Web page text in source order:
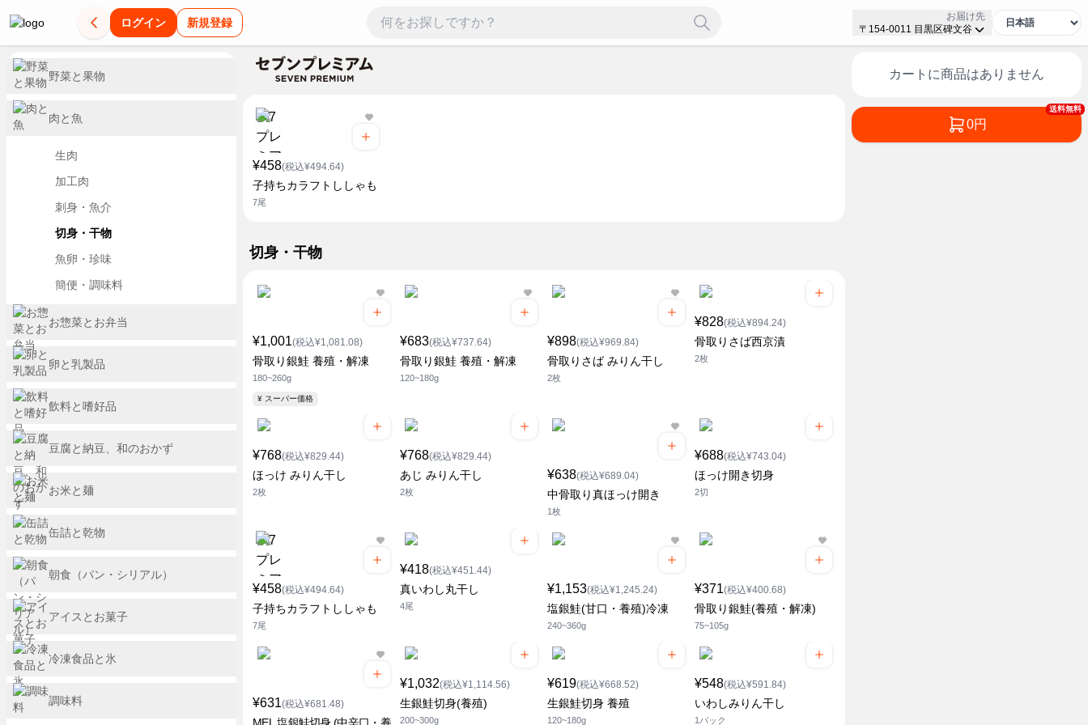
ログイン 新規登録
お届け先
〒154-0011 目黒区碑文谷
¥458(税込¥494.64)
子持ちカラフトししゃも
7尾
切身・干物
¥1,001(税込¥1,081.08)
骨取り銀鮭 養殖・解凍
180~260g
¥ スーパー価格
¥683(税込¥737.64)
骨取り銀鮭 養殖・解凍
120~180g
¥898(税込¥969.84)
骨取りさば みりん干し
2枚
¥828(税込¥894.24)
骨取りさば西京漬
2枚
¥768(税込¥829.44)
ほっけ みりん干し
2枚
¥768(税込¥829.44)
あじ みりん干し
2枚
¥638(税込¥689.04)
中骨取り真ほっけ開き
1枚
¥688(税込¥743.04)
ほっけ開き切身
2切
¥458(税込¥494.64)
子持ちカラフトししゃも
7尾
¥418(税込¥451.44)
真いわし丸干し
4尾
¥1,153(税込¥1,245.24)
塩銀鮭(甘口・養殖)冷凍
240~360g
¥371(税込¥400.68)
骨取り銀鮭(養殖・解凍)
75~105g
¥631(税込¥681.48)
¥1,032(税込¥1,114.56)
生銀鮭切身(養殖)
200~300g
¥619(税込¥668.52)
生銀鮭切身 養殖
120~180g
¥548(税込¥591.84)
いわしみりん干し
1パック
カートに商品はありません
送料無料
0円
野菜と果物
肉と魚
生肉
加工肉
刺身・魚介
切身・干物
魚卵・珍味
簡便・調味料
お惣菜とお弁当
卵と乳製品
飲料と嗜好品
豆腐と納豆、和のおかず
お米と麺
缶詰と乾物
朝食（パン・シリアル）
アイスとお菓子
冷凍食品と氷
調味料